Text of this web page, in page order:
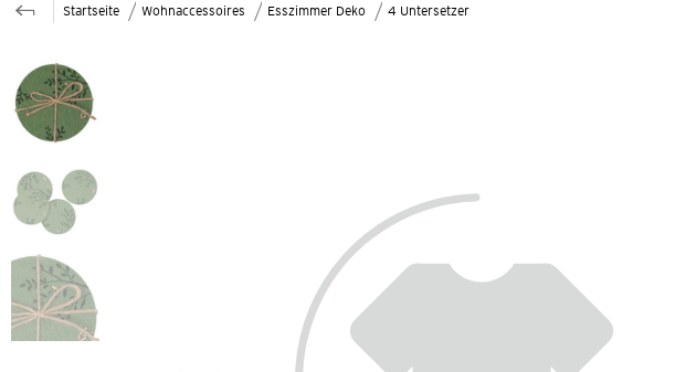
Startseite Wohnaccessoires Esszimmer Deko 4 Untersetzer